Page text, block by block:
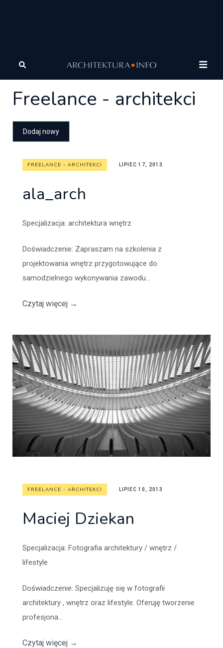
Architektura Architektura Freelance - architekci
Freelance - architekci
FREELANCE - ARCHITEKCI LIPIEC 17, 2013
ala_arch
Specjalizacja: architektura wnętrz
Doświadczenie: Zapraszam na szkolenia z
projektowania wnętrz przygotowujące do
samodzielnego wykonywania zawodu...
Czytaj więcej →
FREELANCE - ARCHITEKCI LIPIEC 10, 2013
Maciej Dziekan
Specjalizacja: Fotografia architektury / wnętrz /
lifestyle
Doświadczenie: Specjalizuję się w fotografii
architektury , wnętrz oraz lifestyle. Oferuję tworzenie
profesjona...
Czytaj więcej →